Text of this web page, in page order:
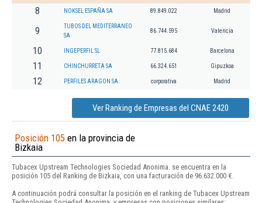
8 NOKSEL ESPAÑA SA 89.849.022 Madrid
9
TUBOS DEL MEDITERRANEO
SA
86.744.595 Valencia
10 INGEPERFIL SL 77.815.684 Barcelona
11 CHINCHURRETA SA 66.324.651 Gipuzkoa
12 PERFILES ARAGON SA. corporativa Madrid
Ver Ranking de Empresas del CNAE 2420
Posición 105 en la provincia de
Bizkaia
Tubacex Upstream Technologies Sociedad Anonima. se encuentra en la
posición 105 del Ranking de Bizkaia, con una facturación de 96.632.000 €.
A continuación podrá consultar la posición en el ranking de Tubacex Upstream